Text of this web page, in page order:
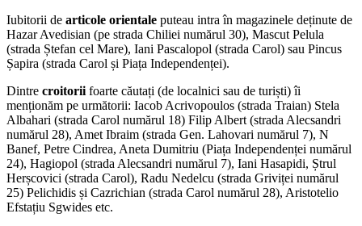
Iubitorii de articole orientale puteau intra în magazinele deținute de
Hazar Avedisian (pe strada Chiliei numărul 30), Mascut Pelula
(strada Ștefan cel Mare), Iani Pascalopol (strada Carol) sau Pincus
Șapira (strada Carol și Piața Independenței).
Dintre croitorii foarte căutați (de localnici sau de turiști) îi
menționăm pe următorii: Iacob Acrivopoulos (strada Traian) Stela
Albahari (strada Carol numărul 18) Filip Albert (strada Alecsandri
numărul 28), Amet Ibraim (strada Gen. Lahovari numărul 7), N
Banef, Petre Cindrea, Aneta Dumitriu (Piața Independenței numărul
24), Hagiopol (strada Alecsandri numărul 7), Iani Hasapidi, Ștrul
Herșcovici (strada Carol), Radu Nedelcu (strada Griviței numărul
25) Pelichidis și Cazrichian (strada Carol numărul 28), Aristotelio
Efstațiu Sgwides etc.